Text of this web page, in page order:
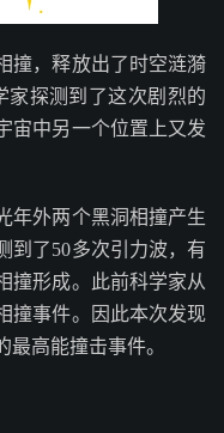
撞，释放出了时空涟漪
探测到了这次剧烈的
宙中另一个位置上又发
年外两个黑洞相撞产生
到了50多次引力波，有
撞形成。此前科学家从
撞事件。因此本次发现
高能撞击事件。